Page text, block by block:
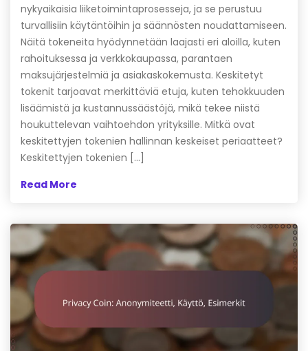
nykyaikaisia liiketoimintaprosesseja, ja se perustuu
turvallisiin käytäntöihin ja säännösten noudattamiseen.
Näitä tokeneita hyödynnetään laajasti eri aloilla, kuten
rahoituksessa ja verkkokaupassa, parantaen
maksujärjestelmiä ja asiakaskokemusta. Keskitetyt
tokenit tarjoavat merkittäviä etuja, kuten tehokkuuden
lisäämistä ja kustannussäästöjä, mikä tekee niistä
houkuttelevan vaihtoehdon yrityksille. Mitkä ovat
keskitettyjen tokenien hallinnan keskeiset periaatteet?
Keskitettyjen tokenien […]
Read More